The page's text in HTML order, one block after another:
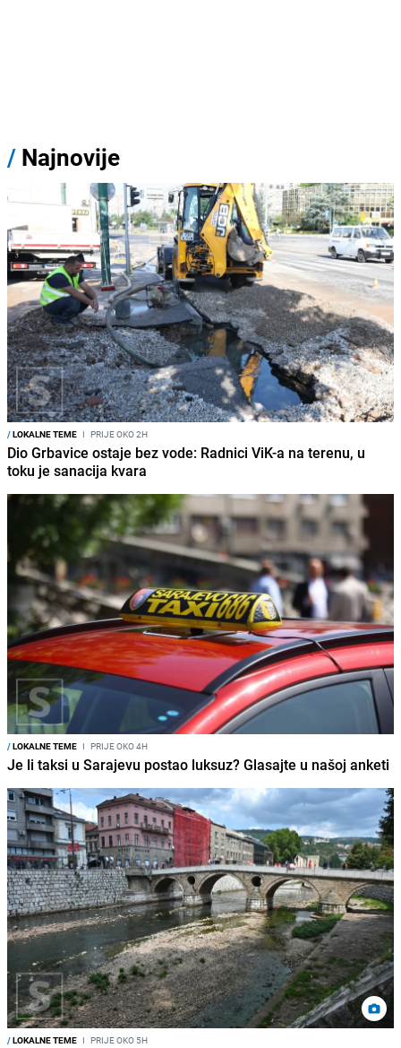
/ Najnovije
/LOKALNE TEME I PRIJE OKO 2H
Dio Grbavice ostaje bez vode: Radnici ViK-a na terenu, u
toku je sanacija kvara
/LOKALNE TEME I PRIJE OKO 4H
Je li taksi u Sarajevu postao luksuz? Glasajte u našoj anketi
/LOKALNE TEME I PRIJE OKO 5H